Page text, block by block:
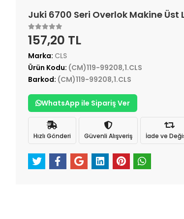
Juki 6700 Seri Overlok Makine Üst
157,20 TL
Marka: CLS
Ürün Kodu: (CM)119-99208,1.CLS
Barkod: (CM)119-99208,1.CLS
WhatsApp ile Sipariş Ver
Hızlı Gönderi Güvenli Alışveriş İade ve